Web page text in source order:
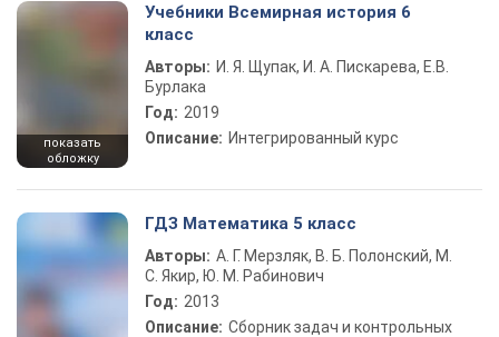
показать
обложку
Учебники Всемирная история 6
класс
Авторы: И. Я. Щупак, И. А. Пискарева, Е.В.
Бурлака
Год: 2019
Описание: Интегрированный курс
ГДЗ Математика 5 класс
Авторы: А. Г. Мерзляк, В. Б. Полонский, М.
С. Якир, Ю. М. Рабинович
Год: 2013
Описание: Сборник задач и контрольных